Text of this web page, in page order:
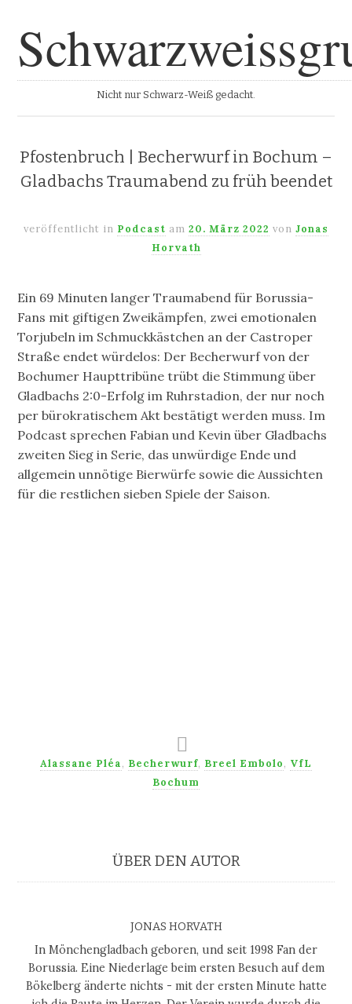
Nicht nur Schwarz-Weiß gedacht.
Pfostenbruch | Becherwurf in Bochum –
Gladbachs Traumabend zu früh beendet
veröffentlicht in Podcast am 20. März 2022 von Jonas
Horvath
Ein 69 Minuten langer Traumabend für Borussia-
Fans mit giftigen Zweikämpfen, zwei emotionalen
Torjubeln im Schmuckkästchen an der Castroper
Straße endet würdelos: Der Becherwurf von der
Bochumer Haupttribüne trübt die Stimmung über
Gladbachs 2:0-Erfolg im Ruhrstadion, der nur noch
per bürokratischem Akt bestätigt werden muss. Im
Podcast sprechen Fabian und Kevin über Gladbachs
zweiten Sieg in Serie, das unwürdige Ende und
allgemein unnötige Bierwürfe sowie die Aussichten
für die restlichen sieben Spiele der Saison.
Alassane Pléa, Becherwurf, Breel Embolo, VfL
Bochum
ÜBER DEN AUTOR
JONAS HORVATH
In Mönchengladbach geboren, und seit 1998 Fan der
Borussia. Eine Niederlage beim ersten Besuch auf dem
Bökelberg änderte nichts - mit der ersten Minute hatte